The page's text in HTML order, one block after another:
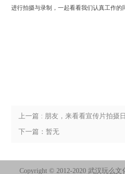
进行拍摄与录制，一起看看我们认真工作的
上一篇 : 朋友，来看看宣传片拍摄
下一篇：暂无
Copyright © 2012-2020 武汉玩么